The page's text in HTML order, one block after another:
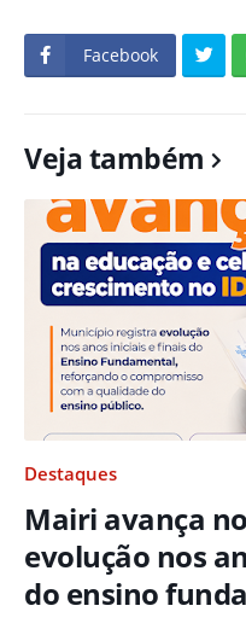
Facebook
Veja também
Destaques
Mairi avança
evolução nos
do ensino